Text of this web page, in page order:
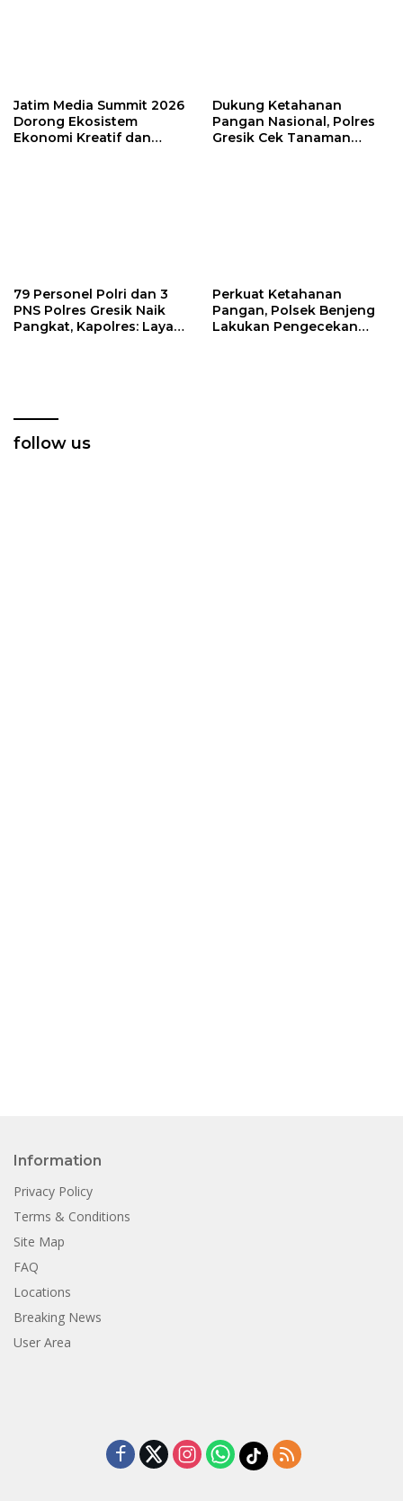
Jatim Media Summit 2026
Dorong Ekosistem
Ekonomi Kreatif dan
Dukung Ketahanan
Pangan Nasional, Polres
Gresik Cek Tanaman
79 Personel Polri dan 3
PNS Polres Gresik Naik
Pangkat, Kapolres: Layani
Perkuat Ketahanan
Pangan, Polsek Benjeng
Lakukan Pengecekan
follow us
Information
Privacy Policy
Terms & Conditions
Site Map
FAQ
Locations
Breaking News
User Area